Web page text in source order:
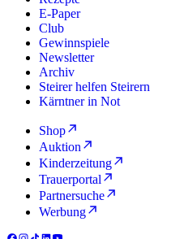
E-Paper
Club
Gewinnspiele
Newsletter
Archiv
Steirer helfen Steirern
Kärntner in Not
Shop
Auktion
Kinderzeitung
Trauerportal
Partnersuche
Werbung